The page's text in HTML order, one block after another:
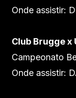
Onde assistir:
Club Brugge x
Campeonato
Onde assistir: